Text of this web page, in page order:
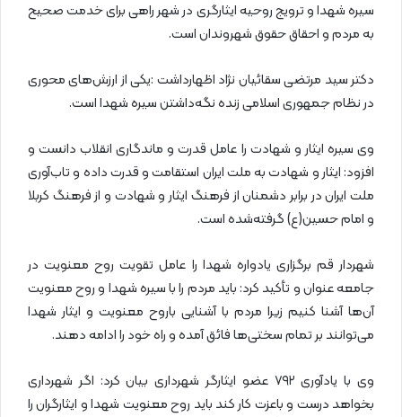
سیره شهدا و ترویج روحیه ایثارگری در شهر راهی برای خدمت صحیح
به مردم و احقاق حقوق شهروندان است.
دکتر سید مرتضی سقائیان نژاد اظهارداشت :یکی از ارزش‌های محوری
در نظام جمهوری اسلامی زنده نگه‌داشتن سیره شهدا است.
وی سیره ایثار و شهادت را عامل قدرت و ماندگاری انقلاب دانست و
افزود: ایثار و شهادت به ملت ایران استقامت و قدرت داده و تاب‌آوری
ملت ایران در برابر دشمنان از فرهنگ ایثار و شهادت و از فرهنگ کربلا
و امام حسین(ع) گرفته‌شده است.
شهردار قم برگزاری یادواره شهدا را عامل تقویت روح معنویت در
جامعه عنوان و تأکید کرد: باید مردم را با سیره شهدا و روح معنویت
آن‌ها آشنا کنیم زیرا مردم با آشنایی باروح معنویت و ایثار شهدا
می‌توانند بر تمام سختی‌ها فائق آمده و راه خود را ادامه دهند.
وی با یادآوری ۷۹۲ عضو ایثارگر شهرداری بیان کرد: اگر شهرداری
بخواهد درست و باعزت کار کند باید روح معنویت شهدا و ایثارگران را